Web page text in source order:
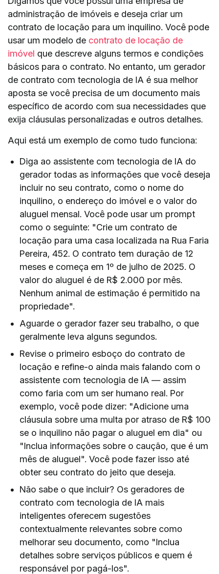
administração de imóveis e deseja criar um
contrato de locação para um inquilino. Você pode
usar um modelo de contrato de locação de
imóvel que descreve alguns termos e condições
básicos para o contrato. No entanto, um gerador
de contrato com tecnologia de IA é sua melhor
aposta se você precisa de um documento mais
específico de acordo com sua necessidades que
exija cláusulas personalizadas e outros detalhes.
Aqui está um exemplo de como tudo funciona:
Diga ao assistente com tecnologia de IA do
gerador todas as informações que você deseja
incluir no seu contrato, como o nome do
inquilino, o endereço do imóvel e o valor do
aluguel mensal. Você pode usar um prompt
como o seguinte: "Crie um contrato de
locação para uma casa localizada na Rua Faria
Pereira, 452. O contrato tem duração de 12
meses e começa em 1º de julho de 2025. O
valor do aluguel é de R$ 2.000 por mês.
Nenhum animal de estimação é permitido na
propriedade".
Aguarde o gerador fazer seu trabalho, o que
geralmente leva alguns segundos.
Revise o primeiro esboço do contrato de
locação e refine-o ainda mais falando com o
assistente com tecnologia de IA — assim
como faria com um ser humano real. Por
exemplo, você pode dizer: "Adicione uma
cláusula sobre uma multa por atraso de R$ 100
se o inquilino não pagar o aluguel em dia" ou
"Inclua informações sobre o caução, que é um
mês de aluguel". Você pode fazer isso até
obter seu contrato do jeito que deseja.
Não sabe o que incluir? Os geradores de
contrato com tecnologia de IA mais
inteligentes oferecem sugestões
contextualmente relevantes sobre como
melhorar seu documento, como "Inclua
detalhes sobre serviços públicos e quem é
responsável por pagá-los".